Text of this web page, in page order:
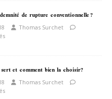
de rupture conventionnelle ?
Thomas Surchet
et comment bien la choisir?
Thomas Surchet